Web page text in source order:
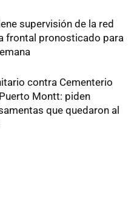
supervisión de la red
frontal pronosticado para
contra Cementerio
Montt: piden
que quedaron al